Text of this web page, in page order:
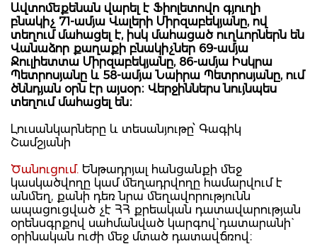
Ավտոմեքենան վարել է Ֆիոլետովո գյուղի
բնակիչ 71-ամյա Վալերի Միրզաբեկյանը, ով
տեղում մահացել է, իսկ մահացած ուղևորներն են
Վանաձոր քաղաքի բնակիչներ 69-ամյա
Ջուլիետտա Միրզաբեկյանը, 86-ամյա Իսկրա
Պետրոսյանը և 58-ամյա Նաիրա Պետրոսյանը, ում
ծննդյան օրն էր այսօր։ Վերջիններս նույնպես
տեղում մահացել են։
Լուսանկարները և տեսանյութը՝ Գագիկ
Շամշյանի
Ծանուցում. Ենթադրյալ հանցանքի մեջ
կասկածվողը կամ մեղադրվողը համարվում է
անմեղ, քանի դեռ նրա մեղավորությունն
ապացուցված չէ ՀՀ քրեական դատավարության
օրենսգրքով սահմանված կարգով` դատարանի`
օրինական ուժի մեջ մտած դատավճռով։